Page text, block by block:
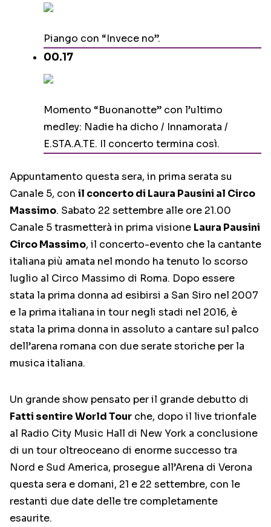
Piango con “Invece no”.
00.17
Momento “Buonanotte” con l’ultimo
medley: Nadie ha dicho / Innamorata /
E.STA.A.TE. Il concerto termina così.
Appuntamento questa sera, in prima serata su
Canale 5, con il concerto di Laura Pausini al Circo
Massimo. Sabato 22 settembre alle ore 21.00
Canale 5 trasmetterà in prima visione Laura Pausini
Circo Massimo, il concerto-evento che la cantante
italiana più amata nel mondo ha tenuto lo scorso
luglio al Circo Massimo di Roma. Dopo essere
stata la prima donna ad esibirsi a San Siro nel 2007
e la prima italiana in tour negli stadi nel 2016, è
stata la prima donna in assoluto a cantare sul palco
dell’arena romana con due serate storiche per la
musica italiana.
Un grande show pensato per il grande debutto di
Fatti sentire World Tour che, dopo il live trionfale
al Radio City Music Hall di New York a conclusione
di un tour oltreoceano di enorme successo tra
Nord e Sud America, prosegue all’Arena di Verona
questa sera e domani, 21 e 22 settembre, con le
restanti due date delle tre completamente
esaurite.